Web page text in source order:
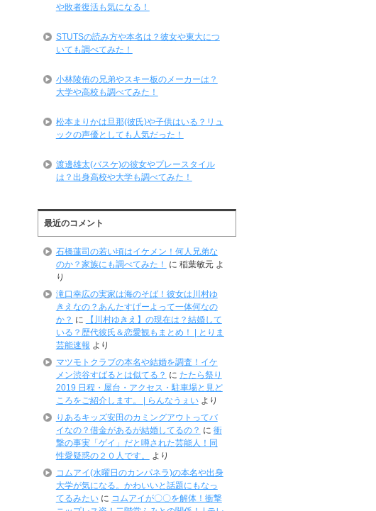
や敗者復活も気になる！
STUTSの読み方や本名は？彼女や東大につ
いても調べてみた！
小林陵侑の兄弟やスキー板のメーカーは？
大学や高校も調べてみた！
松本まりかは旦那(彼氏)や子供はいる？リュ
ックの声優としても人気だった！
渡邊雄太(バスケ)の彼女やプレースタイル
は？出身高校や大学も調べてみた！
最近のコメント
石橋蓮司の若い頃はイケメン！何人兄弟な
のか？家族にも調べてみた！
に 稲葉敏元よ
り
滝口幸広の実家は海のそば！彼女は川村ゆ
きえなの？あんたすげーよって一体何なの
か？ に
【川村ゆきえ】の現在は？結婚して
いる？歴代彼氏＆恋愛観もまとめ！ | とりま
芸能速報 より
マツモトクラブの本名や結婚を調査！イケ
メン渋谷すばるとは似てる？ に たたら祭り
2019 日程・屋台・アクセス・駐車場と見ど
ころをご紹介します。 | らんなうぇいより
りあるキッズ安田のカミングアウトってバ
イなの？借金があるが結婚してるの？ に 衝
撃の事実「ゲイ」だと噂された芸能人！同
性愛疑惑の２０人です。
より
コムアイ(水曜日のカンパネラ)の本名や出身
大学が気になる。かわいいと話題にもなっ
てるみたいに コムアイが〇〇を解体！衝撃